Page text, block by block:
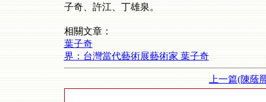
子奇、許江、丁雄泉。
相關文章：
葉子奇
界：台灣當代藝術展藝術家 葉子奇
上一篇(陳蔭